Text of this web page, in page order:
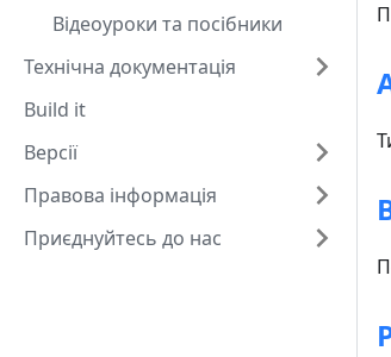
Відеоуроки та посібники
Технічна документація
Build it
Версії
Правова інформація
Приєднуйтесь до нас